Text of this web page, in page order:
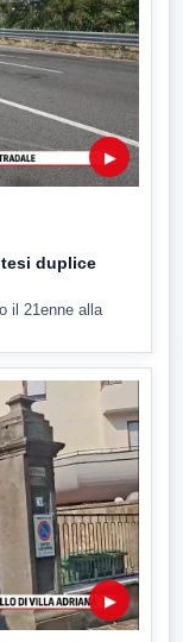
▶
duplice
il 21enne alla
▶